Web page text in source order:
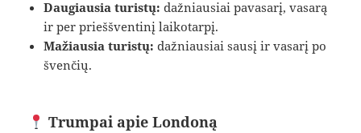
Daugiausia turistų: dažniausiai pavasarį, vasarą
ir per prieššventinį laikotarpį.
Mažiausia turistų: dažniausiai sausį ir vasarį po
švenčių.
Trumpai apie Londoną